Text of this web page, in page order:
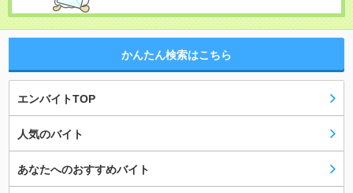
かんたん検索はこちら
エンバイトTOP
人気のバイト
あなたへのおすすめバイト